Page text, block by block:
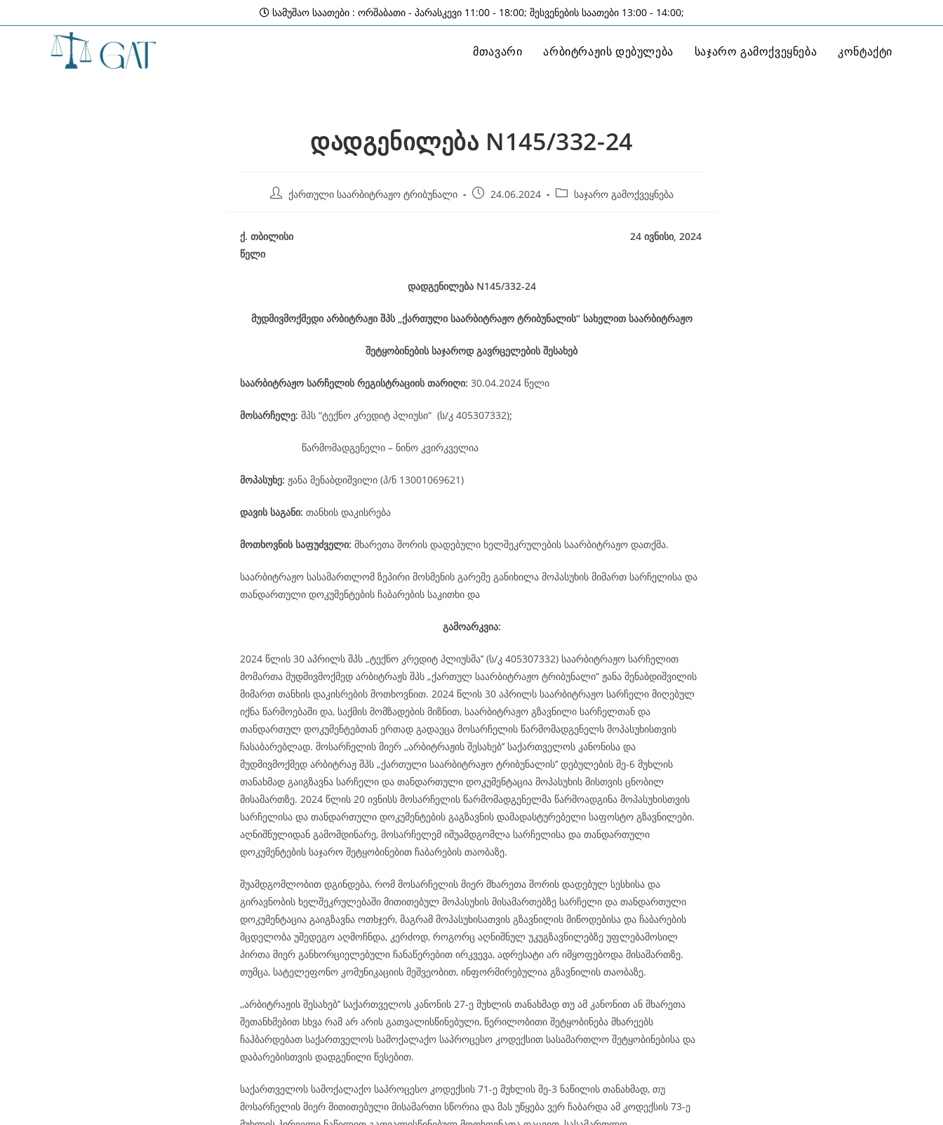
to
სამუშაო საათები : ორშაბათი - პარასკევი 11:00 - 18:00; შესვენების საათები 13:00 - 14:00;
მთავარი არბიტრაჟის დებულება საჯარო გამოქვეყნება კონტაქტი
დადგენილება N145/332-24
Post ქართული საარბიტრაჟო ტრიბუნალი
Post 24.06.2024
Post საჯარო გამოქვეყნება
ქ. თბილისი 24 ივნისი, 2024
წელი
დადგენილება N145/332-24
მუდმივმოქმედი არბიტრაჟი შპს „ქართული საარბიტრაჟო ტრიბუნალის“ სახელით საარბიტრაჟო
შეტყობინების საჯაროდ გავრცელების შესახებ
საარბიტრაჟო სარჩელის რეგისტრაციის თარიღი: 30.04.2024 წელი
მოსარჩელე: შპს “ტექნო კრედიტ პლიუსი“ (ს/კ 405307332);
წარმომადგენელი – ნინო კვირკველია
მოპასუხე: ჟანა მენაბდიშვილი (პ/ნ 13001069621)
დავის საგანი: თანხის დაკისრება
მოთხოვნის საფუძველი: მხარეთა შორის დადებული ხელშეკრულების საარბიტრაჟო დათქმა.
საარბიტრაჟო სასამართლომ ზეპირი მოსმენის გარეშე განიხილა მოპასუხის მიმართ სარჩელისა და
თანდართული დოკუმენტების ჩაბარების საკითხი და
გამოარკვია:
2024 წლის 30 აპრილს შპს „ტექნო კრედიტ პლიუსმა’’ (ს/კ 405307332) საარბიტრაჟო სარჩელით
მომართა მუდმივმოქმედ არბიტრაჟს შპს „ქართულ საარბიტრაჟო ტრიბუნალი“ ჟანა მენაბდიშვილის
მიმართ თანხის დაკისრების მოთხოვნით. 2024 წლის 30 აპრილს საარბიტრაჟო სარჩელი მიღებულ
იქნა წარმოებაში და, საქმის მომზადების მიზნით, საარბიტრაჟო გზავნილი სარჩელთან და
თანდართულ დოკუმენტებთან ერთად გადაეცა მოსარჩელის წარმომადგენელს მოპასუხისთვის
ჩასაბარებლად. მოსარჩელის მიერ ,,არბიტრაჟის შესახებ’’ საქართველოს კანონისა და
მუდმივმოქმედ არბიტრაჟ შპს „ქართული საარბიტრაჟო ტრიბუნალის’’ დებულების მე-6 მუხლის
თანახმად გაიგზავნა სარჩელი და თანდართული დოკუმენტაცია მოპასუხის მისთვის ცნობილ
მისამართზე. 2024 წლის 20 ივნისს მოსარჩელის წარმომადგენელმა წარმოადგინა მოპასუხისთვის
სარჩელისა და თანდართული დოკუმენტების გაგზავნის დამადასტურებელი საფოსტო გზავნილები.
აღნიშნულიდან გამომდინარე, მოსარჩელემ იშუამდგომლა სარჩელისა და თანდართული
დოკუმენტების საჯარო შეტყობინებით ჩაბარების თაობაზე.
შუამდგომლობით დგინდება, რომ მოსარჩელის მიერ მხარეთა შორის დადებულ სესხისა და
გირავნობის ხელშეკრულებაში მითითებულ მოპასუხის მისამართებზე სარჩელი და თანდართული
დოკუმენტაცია გაიგზავნა ოთხჯერ, მაგრამ მოპასუხისათვის გზავნილის მიწოდებისა და ჩაბარების
მცდელობა უშედეგო აღმოჩნდა, კერძოდ, როგორც აღნიშნულ უკუგზავნილებზე უფლებამოსილ
პირთა მიერ განხორციელებული ჩანაწერებით ირკვევა, ადრესატი არ იმყოფებოდა მისამართზე.
თუმცა, სატელეფონო კომუნიკაციის მეშვეობით, ინფორმირებულია გზავნილის თაობაზე.
,,არბიტრაჟის შესახებ’’ საქართველოს კანონის 27-ე მუხლის თანახმად თუ ამ კანონით ან მხარეთა
შეთანხმებით სხვა რამ არ არის გათვალისწინებული, წერილობითი შეტყობინება მხარეებს
ჩაჰბარდებათ საქართველოს სამოქალაქო საპროცესო კოდექსით სასამართლო შეტყობინებისა და
დაბარებისთვის დადგენილი წესებით.
საქართველოს სამოქალაქო საპროცესო კოდექსის 71-ე მუხლის მე-3 ნაწილის თანახმად, თუ
მოსარჩელის მიერ მითითებული მისამართი სწორია და მას უწყება ვერ ჩაბარდა ამ კოდექსის 73-ე